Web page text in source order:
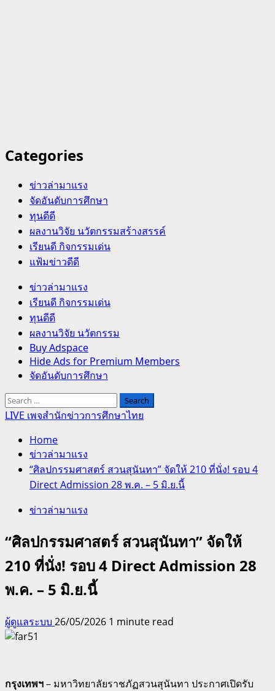
Categories
ข่าวล่ามาแรง
จัดอันดับการศึกษา
ทุนดีดี
ผลงานวิจัย นวัตกรรมสร้างสรรค์
เรียนดี กิจกรรมเด่น
แฟ้มข่าวดีดี
Primary
Menu
ข่าวล่ามาแรง
เรียนดี กิจกรรมเด่น
ทุนดีดี
ผลงานวิจัย นวัตกรรม
Buy Adspace
Hide Ads for Premium Members
จัดอันดับการศึกษา
Search
for:
LIVE เพจสำนักข่าวการศึกษาไทย
Home
ข่าวล่ามาแรง
“ศิลปกรรมศาสตร์ สวนสุนันทา” จัดให้ 210 ที่นั่ง! รอบ 4
Direct Admission 28 พ.ค. – 5 มิ.ย.นี้
ข่าวล่ามาแรง
“ศิลปกรรมศาสตร์ สวนสุนันทา” จัดให้
210 ที่นั่ง! รอบ 4 Direct Admission 28
พ.ค. – 5 มิ.ย.นี้
ผู้ดูแลระบบ 26/05/2026 1 minute read
กรุงเทพฯ– มหาวิทยาลัยราชภัฏสวนสุนันทา ประกาศเปิดรับ